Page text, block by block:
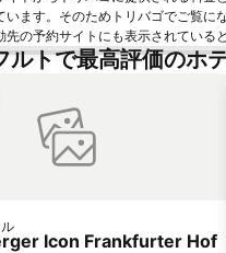
My Zeil
ウス大聖堂
West
います。そのためトリバゴでご覧に
先の予約サイトにも表示されている
ルトで最高評価のホ
入りに追加
ンク Icon Frankfurter Hof